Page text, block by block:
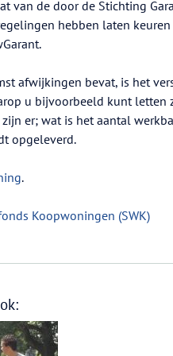
van de door de Stichting
hebben laten
afwijkingen bevat, is het
u bijvoorbeeld kunt
er; wat is het aantal
opgeleverd.
.
Koopwoningen (SWK)